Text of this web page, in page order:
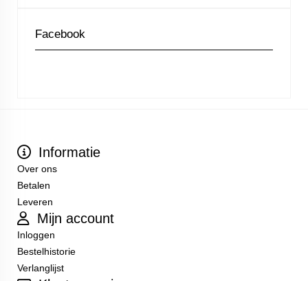
Facebook
Informatie
Over ons
Betalen
Leveren
Mijn account
Inloggen
Bestelhistorie
Verlanglijst